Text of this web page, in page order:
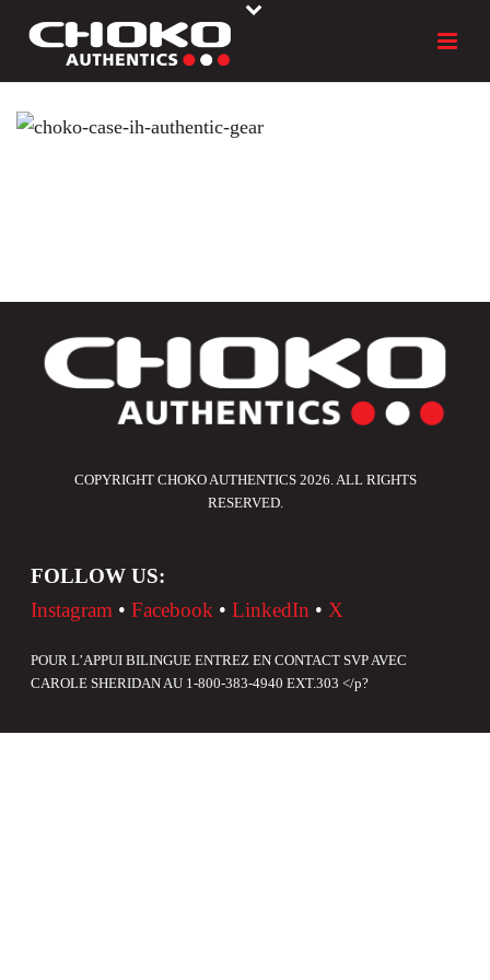
COPYRIGHT CHOKO AUTHENTICS 2026. ALL RIGHTS
RESERVED.
FOLLOW US:
Instagram •Facebook •LinkedIn • X
POUR L’APPUI BILINGUE ENTREZ EN CONTACT SVP AVEC
CAROLE SHERIDAN AU 1-800-383-4940 EXT.303 </p?